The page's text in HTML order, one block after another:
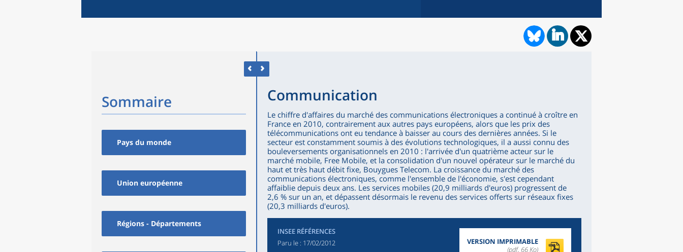
Sommaire
Pays du monde
Union européenne
Régions - Départements
Communication
Le chiffre d'affaires du marché des communications électroniques a continué à croître en
France en 2010, contrairement aux autres pays européens, alors que les prix des
télécommunications ont eu tendance à baisser au cours des dernières années. Si le
secteur est constamment soumis à des évolutions technologiques, il a aussi connu des
bouleversements organisationnels en 2010 : l'arrivée d'un quatrième acteur sur le
marché mobile, Free Mobile, et la consolidation d'un nouvel opérateur sur le marché du
haut et très haut débit fixe, Bouygues Telecom. La croissance du marché des
communications électroniques, comme l'ensemble de l'économie, s'est cependant
affaiblie depuis deux ans. Les services mobiles (20,9 milliards d'euros) progressent de
2,6 % sur un an, et dépassent désormais le revenu des services offerts sur réseaux fixes
(20,3 milliards d'euros).
INSEE RÉFÉRENCES
Paru le : 17/02/2012
VERSION IMPRIMABLE
(pdf, 66 Ko)